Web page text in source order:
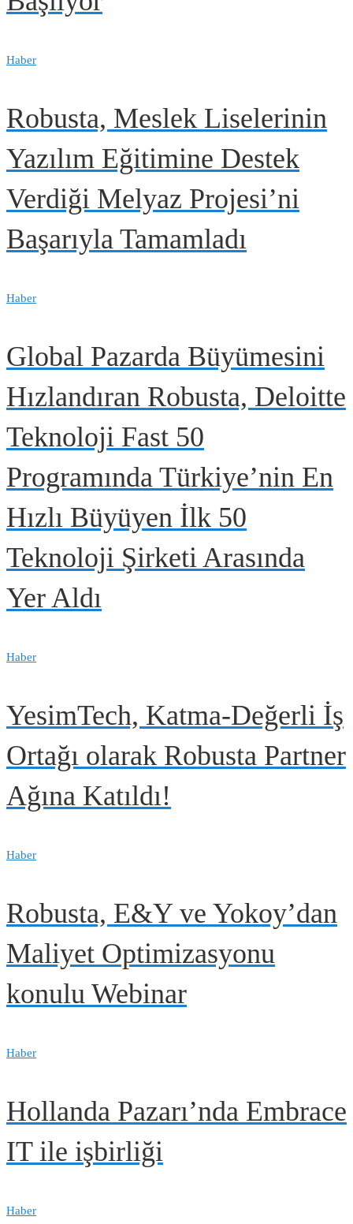
Haber
Robusta, Meslek Liselerinin
Yazılım Eğitimine Destek
Verdiği Melyaz Projesi’ni
Başarıyla Tamamladı
Haber
Global Pazarda Büyümesini
Hızlandıran Robusta, Deloitte
Teknoloji Fast 50
Programında Türkiye’nin En
Hızlı Büyüyen İlk 50
Teknoloji Şirketi Arasında
Yer Aldı
Haber
YesimTech, Katma-Değerli İş
Ortağı olarak Robusta Partner
Ağına Katıldı!
Haber
Robusta, E&Y ve Yokoy’dan
Maliyet Optimizasyonu
konulu Webinar
Haber
Hollanda Pazarı’nda Embrace
IT ile işbirliği
Haber